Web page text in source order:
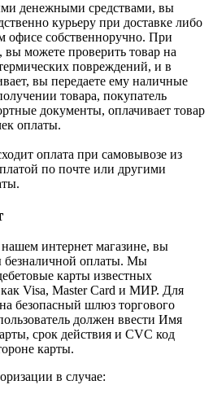
денежными средствами, вы
курьеру при доставке либо
офисе собственноручно. При
вы можете проверить товар на
повреждений, и в
вы передаете ему наличные
товара, покупатель
документы, оплачивает товар
оплаты.
оплата при самовывозе из
по почте или другими
интернет магазине, вы
безналичной оплаты. Мы
карты известных
Visa, Master Card и МИР. Для
безопасный шлюз торгового
должен ввести Имя
срок действия и CVC код
карты.
в случае: